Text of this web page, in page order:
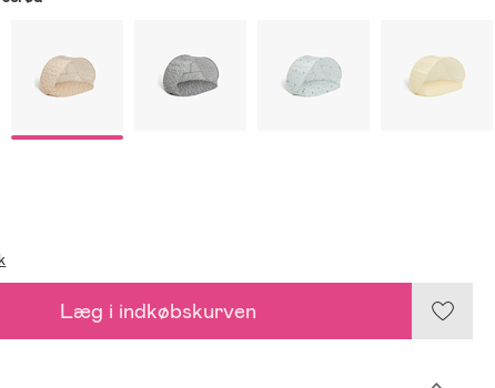
Læg i indkøbskurven